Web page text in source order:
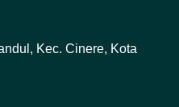
Kec. Cinere, Kota